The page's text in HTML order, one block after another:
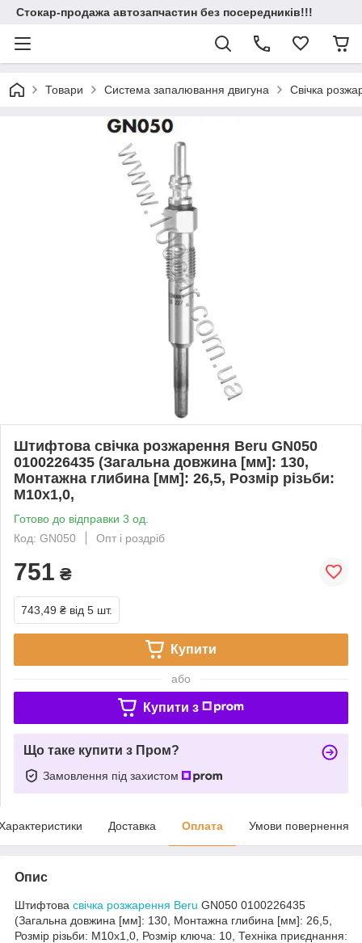
Стокар-продажа автозапчастин без посередників!!!
Товари Система запалювання двигуна Свічка
Штифтова свічка розжарення Beru GN050
0100226435 (Загальна довжина [мм]: 130,
Монтажна глибина [мм]: 26,5, Розмір різьби:
M10x1,0,
Готово до відправки 3 од.
Код: GN050
Опт і роздріб
751 ₴
743,49 ₴ від 5 шт.
Купити
або
Купити з
Що таке купити з Пром?
Замовлення під захистом
Доставка Оплата Умови повернення
Опис
Штифтова свічка розжарення Beru GN050 0100226435
(Загальна довжина [мм]: 130, Монтажна глибина [мм]: 26,5,
Розмір різьби: M10x1,0, Розмір ключа: 10, Техніка приєднання: